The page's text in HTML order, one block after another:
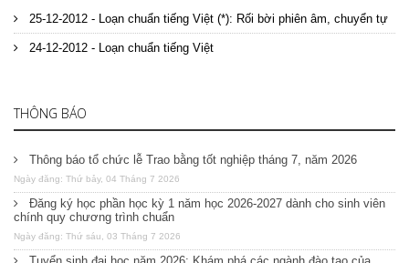
25-12-2012 - Loạn chuẩn tiếng Việt (*): Rối bời phiên âm, chuyển tự
24-12-2012 - Loạn chuẩn tiếng Việt
THÔNG BÁO
Thông báo tổ chức lễ Trao bằng tốt nghiệp tháng 7, năm 2026
Ngày đăng: Thứ bảy, 04 Tháng 7 2026
Đăng ký học phần học kỳ 1 năm học 2026-2027 dành cho sinh viên
chính quy chương trình chuẩn
Ngày đăng: Thứ sáu, 03 Tháng 7 2026